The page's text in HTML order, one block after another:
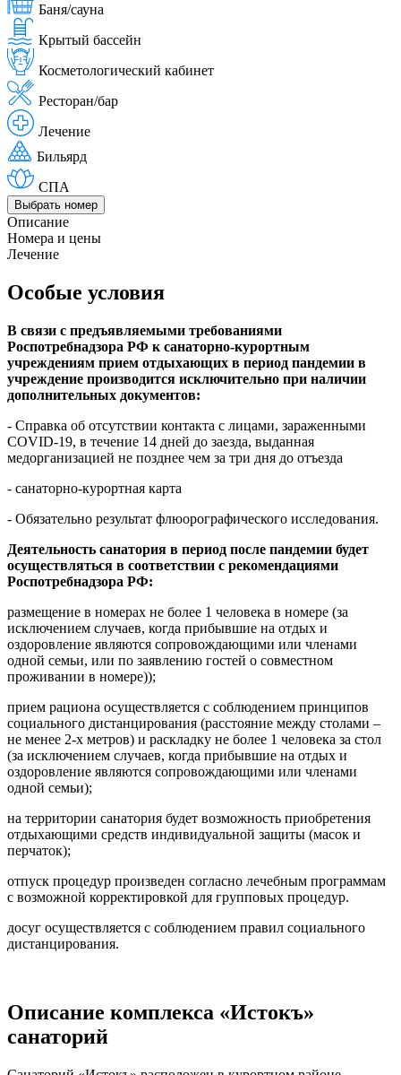
Баня/сауна
Крытый бассейн
Косметологический кабинет
Ресторан/бар
Лечение
Бильярд
СПА
Выбрать номер
Описание
Номера и цены
Лечение
Особые условия
В связи с предъявляемыми требованиями
Роспотребнадзора РФ к санаторно-курортным
учреждениям прием отдыхающих в период пандемии в
учреждение производится исключительно при наличии
дополнительных документов:
- Справка об отсутствии контакта с лицами, зараженными
COVID-19, в течение 14 дней до заезда, выданная
медорганизацией не позднее чем за три дня до отъезда
- санаторно-курортная карта
- Обязательно результат флюорографического исследования.
Деятельность санатория в период после пандемии будет
осуществляться в соответствии с рекомендациями
Роспотребнадзора РФ:
размещение в номерах не более 1 человека в номере (за
исключением случаев, когда прибывшие на отдых и
оздоровление являются сопровождающими или членами
одной семьи, или по заявлению гостей о совместном
проживании в номере));
прием рациона осуществляется с соблюдением принципов
социального дистанцирования (расстояние между столами –
не менее 2-х метров) и раскладку не более 1 человека за стол
(за исключением случаев, когда прибывшие на отдых и
оздоровление являются сопровождающими или членами
одной семьи);
на территории санатория будет возможность приобретения
отдыхающими средств индивидуальной защиты (масок и
перчаток);
отпуск процедур произведен согласно лечебным программам
с возможной корректировкой для групповых процедур.
досуг осуществляется с соблюдением правил социального
дистанцирования.
Описание комплекса «Истокъ»
санаторий